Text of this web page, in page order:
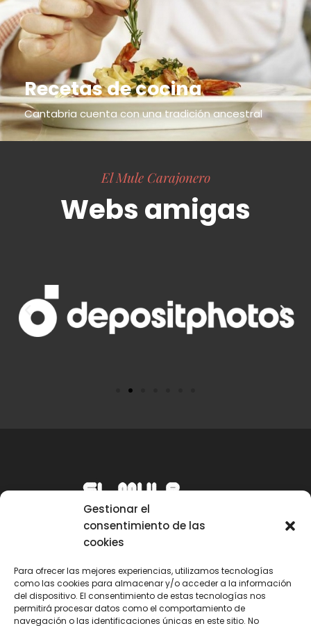
Gestionar el
consentimiento de las
cookies
Para ofrecer las mejores experiencias, utilizamos tecnologías
como las cookies para almacenar y/o acceder a la información
del dispositivo. El consentimiento de estas tecnologías nos
permitirá procesar datos como el comportamiento de
navegación o las identificaciones únicas en este sitio. No
Recetas de cocina
Cantabria cuenta con una tradición ancestral
El Mule Carajonero
Webs amigas
Email